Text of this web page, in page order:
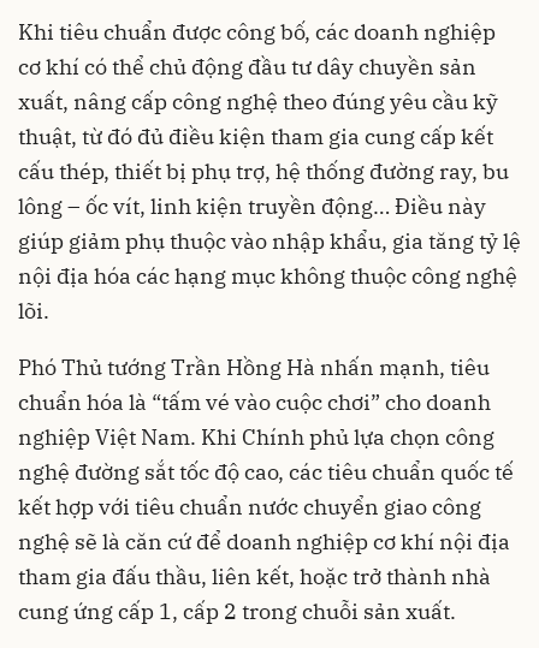
Khi tiêu chuẩn được công bố, các doanh nghiệp
cơ khí có thể chủ động đầu tư dây chuyền sản
xuất, nâng cấp công nghệ theo đúng yêu cầu kỹ
thuật, từ đó đủ điều kiện tham gia cung cấp kết
cấu thép, thiết bị phụ trợ, hệ thống đường ray, bu
lông – ốc vít, linh kiện truyền động… Điều này
giúp giảm phụ thuộc vào nhập khẩu, gia tăng tỷ lệ
nội địa hóa các hạng mục không thuộc công nghệ
lõi.
Phó Thủ tướng Trần Hồng Hà nhấn mạnh, tiêu
chuẩn hóa là “tấm vé vào cuộc chơi” cho doanh
nghiệp Việt Nam. Khi Chính phủ lựa chọn công
nghệ đường sắt tốc độ cao, các tiêu chuẩn quốc tế
kết hợp với tiêu chuẩn nước chuyển giao công
nghệ sẽ là căn cứ để doanh nghiệp cơ khí nội địa
tham gia đấu thầu, liên kết, hoặc trở thành nhà
cung ứng cấp 1, cấp 2 trong chuỗi sản xuất.